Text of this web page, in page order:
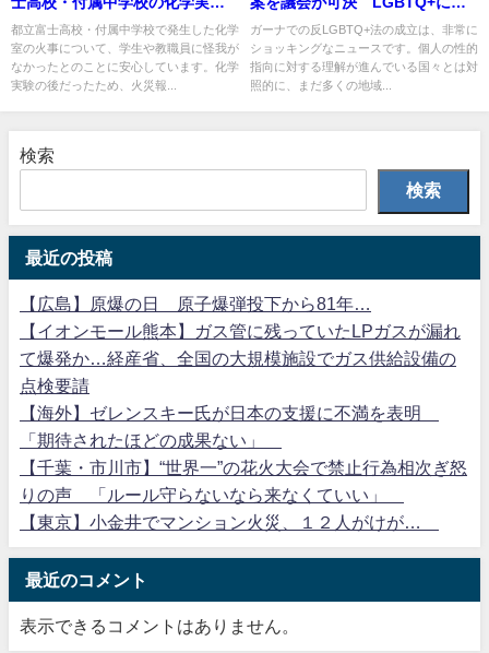
室で火事 黒煙上がる
都立富士高校・付属中学校で発生した化学
室の火事について、学生や教職員に怪我が
なかったとのことに安心しています。化学
実験の後だったため、火災報...
大3年、発信した者に最大10年の
懲役…
ガーナでの反LGBTQ+法の成立は、非常に
ショッキングなニュースです。個人の性的
指向に対する理解が進んでいる国々とは対
照的に、まだ多くの地域...
検索
検索
最近の投稿
【広島】原爆の日 原子爆弾投下から81年…
【イオンモール熊本】ガス管に残っていたLPガスが漏れ
て爆発か…経産省、全国の大規模施設でガス供給設備の
点検要請
【海外】ゼレンスキー氏が日本の支援に不満を表明
「期待されたほどの成果ない」
【千葉・市川市】“世界一”の花火大会で禁止行為相次ぎ怒
りの声 「ルール守らないなら来なくていい」
【東京】小金井でマンション火災、１２人がけが…
最近のコメント
表示できるコメントはありません。